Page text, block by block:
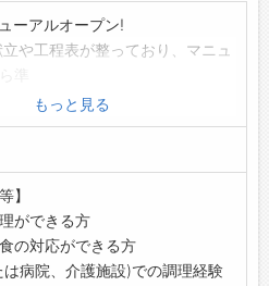
ーアルオープン!
や工程表が整っており、マニュ
きます! エリアパートナーがサポ
、
やつの調理、下処理、盛付け、
、衛
ギー食対応などを行っていただ
確認
も一部お任せします。栄養面だ
もっと見る
】
ができる方
の対応ができる方
は病院、介護施設)での調理経験